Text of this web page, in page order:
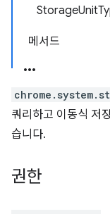
메서드
쿼리하고 이동식 저
습니다.
권한